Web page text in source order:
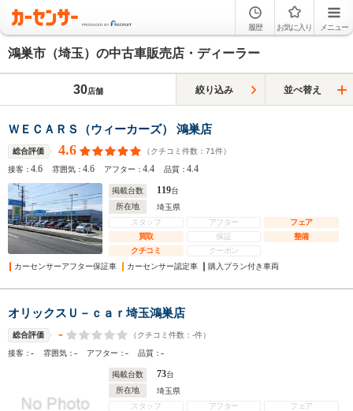
履歴 お気に入り メニュー
鴻巣市（埼玉）の中古車販売店・ディーラー
30店舗 絞り込み 並べ替え
ＷＥＣＡＲＳ（ウィーカーズ） 鴻巣店
総合評価 4.6 （クチコミ件数： 71件）
接客：4.6 雰囲気：4.6 アフター：4.4 品質：4.4
掲載台数 119台
所在地
埼玉県
スタッフ
アフター
フェア
買取
保証
整備
クチコミ
クーポン
カーセンサーアフター保証車
カーセンサー認定車 購入プラン付き車両
オリックスＵ－ｃａｒ埼玉鴻巣店
総合評価 - （クチコミ件数： -件）
接客：- 雰囲気：- アフター：- 品質：-
掲載台数 73台
所在地
埼玉県
スタッフ
アフター
フェア